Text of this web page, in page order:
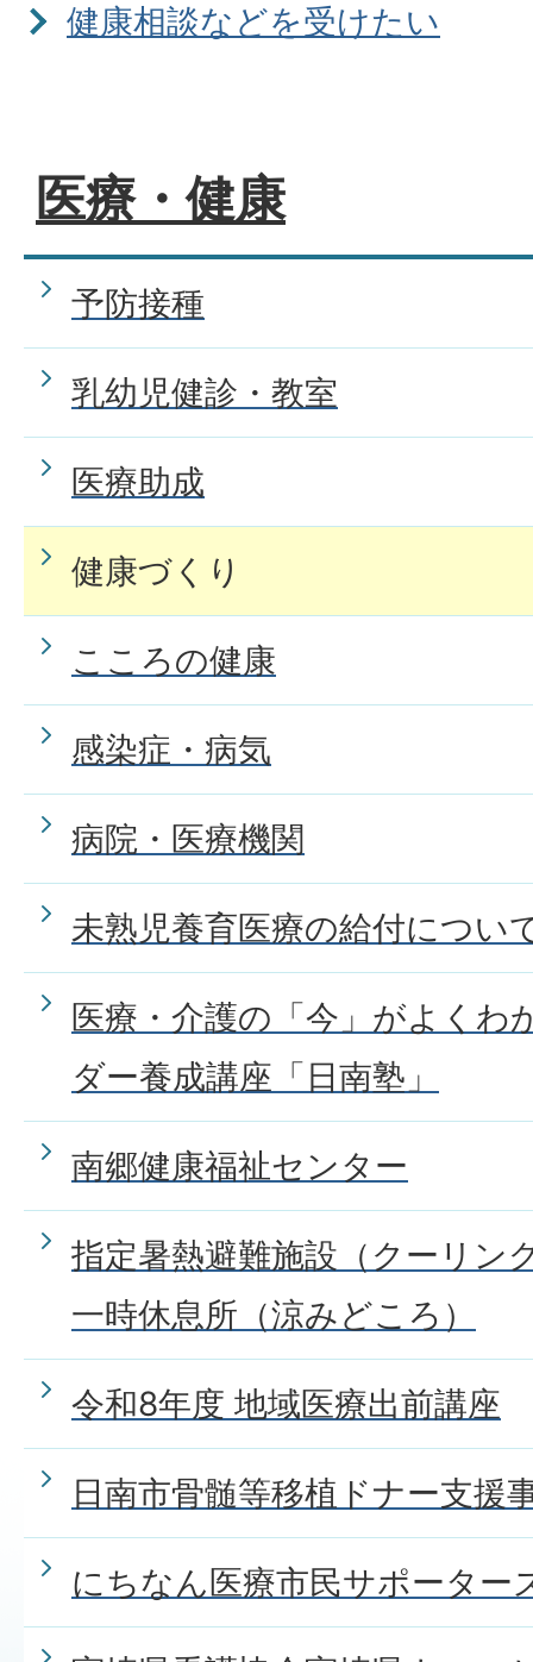
健康相談などを受けたい
医療・健康
予防接種
乳幼児健診・教室
医療助成
健康づくり
こころの健康
感染症・病気
病院・医療機関
未熟児養育医療の給付につい
医療・介護の「今」がよくわ
ダー養成講座「日南塾」
南郷健康福祉センター
指定暑熱避難施設（クーリン
一時休息所（涼みどころ）
令和8年度 地域医療出前講座
日南市骨髄等移植ドナー支援
にちなん医療市民サポーター